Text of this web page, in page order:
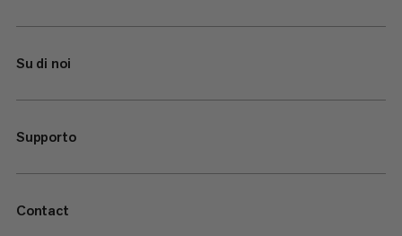
Su di noi
Supporto
Contact